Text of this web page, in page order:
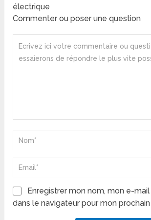
électrique
Commenter ou poser une question
Enregistrer mon nom, mon e-
dans le navigateur pour mon